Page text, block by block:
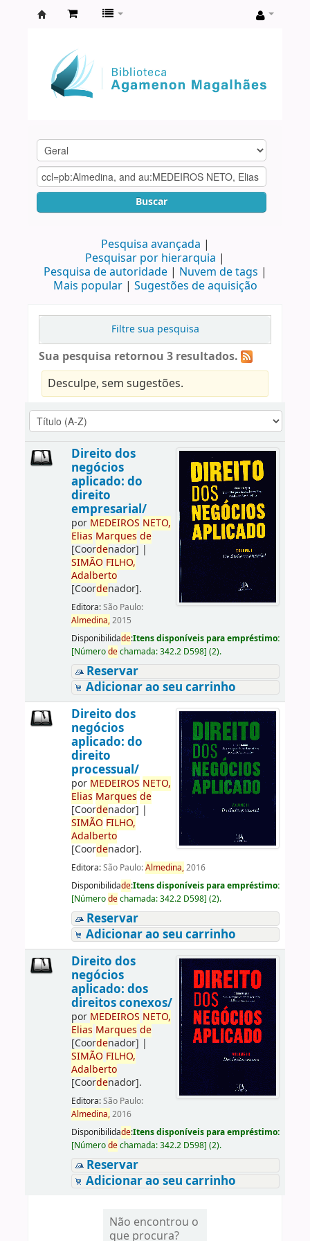
Agamenon
Magalhães
Buscar
Pesquisa avançada
Pesquisar por hierarquia
Pesquisa de autoridade
Nuvem de tags
Mais popular
Sugestões de aquisição
Filtre sua pesquisa
Sua pesquisa retornou 3 resultados.
Desculpe, sem sugestões.
Direito dos
negócios
aplicado: do
direito
empresarial/
por MEDEIROS NETO,
Elias Marques de
[Coordenador] |
SIMÃO FILHO,
Adalberto
[Coordenador].
Editora:São Paulo:
Almedina,2015
Disponibilidade:Itens disponíveis para empréstimo:
[Númerodechamada:342.2 D598] (2).
Reservar
Adicionar ao seu carrinho
Direito dos
negócios
aplicado: do
direito
processual/
por MEDEIROS NETO,
Elias Marques de
[Coordenador] |
SIMÃO FILHO,
Adalberto
[Coordenador].
Editora:São Paulo:Almedina,2016
Disponibilidade:Itens disponíveis para empréstimo:
[Númerodechamada:342.2 D598] (2).
Reservar
Adicionar ao seu carrinho
Direito dos
negócios
aplicado: dos
direitos conexos/
por MEDEIROS NETO,
Elias Marques de
[Coordenador] |
SIMÃO FILHO,
Adalberto
[Coordenador].
Editora:São Paulo:
Almedina,2016
Disponibilidade:Itens disponíveis para empréstimo:
[Númerodechamada:342.2 D598] (2).
Reservar
Adicionar ao seu carrinho
Não encontrou o
que procura?